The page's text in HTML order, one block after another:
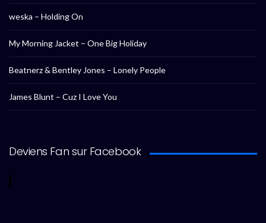
weska – Holding On
My Morning Jacket – One Big Holiday
Beatnerz & Bentley Jones – Lonely People
James Blunt – Cuz I Love You
Deviens Fan sur Facebook